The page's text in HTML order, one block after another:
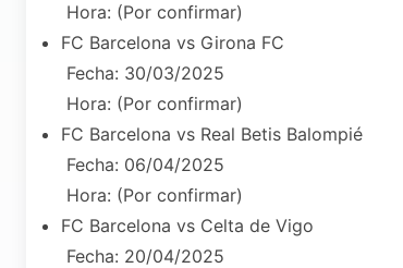
Hora: (Por confirmar)
FC Barcelona vs Girona FC
Fecha: 30/03/2025
Hora: (Por confirmar)
FC Barcelona vs Real Betis Balompié
Fecha: 06/04/2025
Hora: (Por confirmar)
FC Barcelona vs Celta de Vigo
Fecha: 20/04/2025